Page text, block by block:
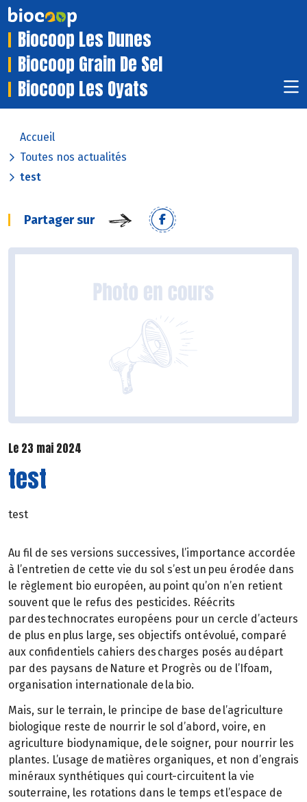
Biocoop Les Dunes
Biocoop Grain De Sel
Biocoop Les Oyats
Accueil
Toutes nos actualités
test
Partager sur
Le 23 mai 2024
test
test
Au fil de ses versions successives, l’importance accordée
à l’entretien de cette vie du sol s’est un peu érodée dans
le règlement bio européen, au point qu’on n’en retient
souvent que le refus des pesticides. Réécrits
par des technocrates européens pour un cercle d’acteurs
de plus en plus large, ses objectifs ont évolué, comparé
aux confidentiels cahiers des charges posés au départ
par des paysans de Nature et Progrès ou de l’Ifoam,
organisation internationale de la bio.
Mais, sur le terrain, le principe de base de l’agriculture
biologique reste de nourrir le sol d’abord, voire, en
agriculture biodynamique, de le soigner, pour nourrir les
plantes. L’usage de matières organiques, et non d’engrais
minéraux synthétiques qui court-circuitent la vie
souterraine, les rotations dans le temps et l’espace de